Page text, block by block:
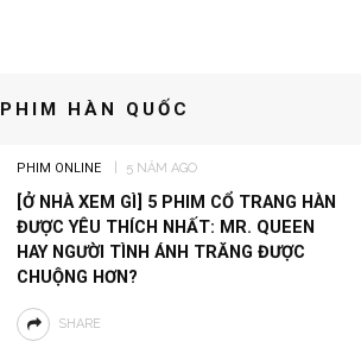
PHIM HÀN QUỐC
PHIM ONLINE 5 NĂM AGO
[Ở NHÀ XEM GÌ] 5 PHIM CỔ TRANG HÀN
ĐƯỢC YÊU THÍCH NHẤT: MR. QUEEN
HAY NGƯỜI TÌNH ÁNH TRĂNG ĐƯỢC
CHUỘNG HƠN?
SHARE